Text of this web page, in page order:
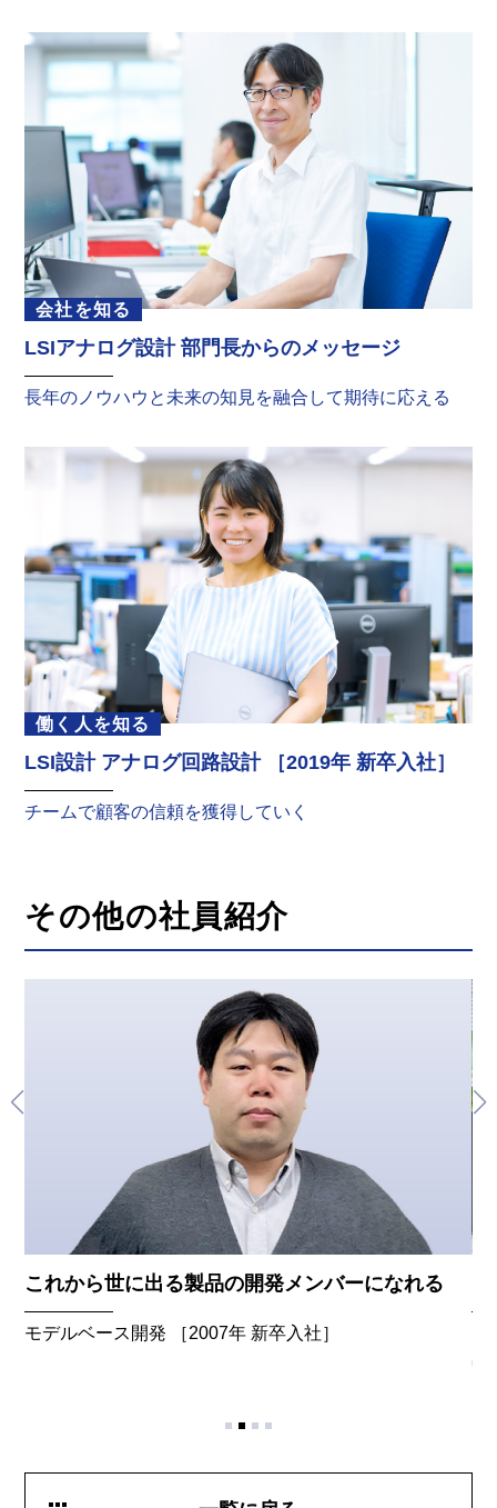
会社を知る
LSIアナログ設計 部門長からのメッセージ
長年のノウハウと未来の知見を融合して期待に応える
働く人を知る
LSI設計 アナログ回路設計 ［2019年 新卒入社］
チームで顧客の信頼を獲得していく
その他の社員紹介
これから世に出る製品の開発メンバーになれる
モデルベース開発 ［2007年 新卒入社］
中